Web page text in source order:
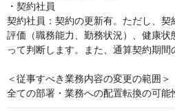
・契約社員
契約社員：契約の更新有。ただし、
評価（職務能力、勤務状況）、健康状
って判断します。また、通算契約期間
＜従事すべき業務内容の変更の範囲＞
全ての部署・業務への配置転換の可能